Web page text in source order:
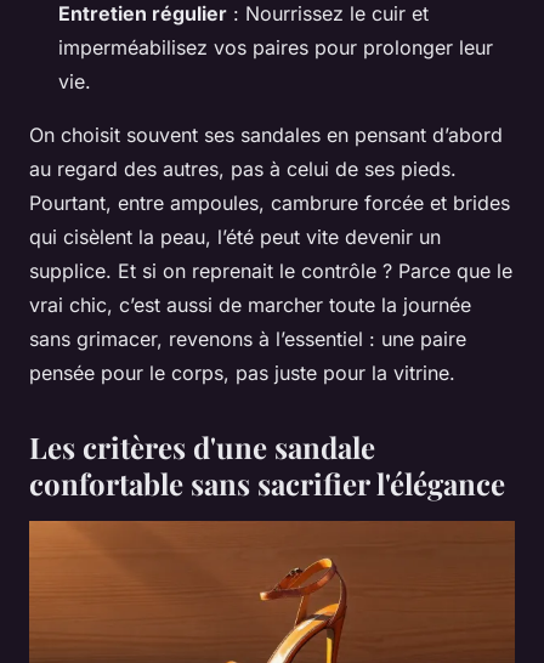
Entretien régulier : Nourrissez le cuir et
imperméabilisez vos paires pour prolonger leur
vie.
On choisit souvent ses sandales en pensant d’abord
au regard des autres, pas à celui de ses pieds.
Pourtant, entre ampoules, cambrure forcée et brides
qui cisèlent la peau, l’été peut vite devenir un
supplice. Et si on reprenait le contrôle ? Parce que le
vrai chic, c’est aussi de marcher toute la journée
sans grimacer, revenons à l’essentiel : une paire
pensée pour le corps, pas juste pour la vitrine.
Les critères d'une sandale
confortable sans sacrifier l'élégance